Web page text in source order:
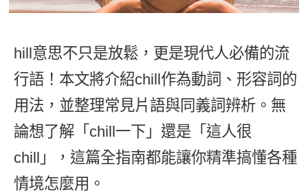
情境閱讀
英文寫作
Cengage TED Talks
CNN聽力強化
新聞英文
兒童美語
數位學習教材
hill意思不只是放鬆，更是現代人必備的流
行語！本文將介紹chill作為動詞、形容詞的
用法，並整理常見片語與同義詞辨析。無
論想了解「chill一下」還是「這人很
chill」，這篇全指南都能讓你精準搞懂各種
情境怎麼用。